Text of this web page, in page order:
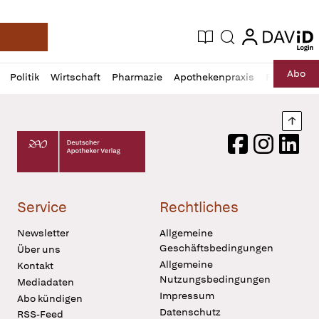
Deutsche Apotheker Zeitung
Aktuelle Ausgabe
Suche login
login
Politik Wirtschaft Pharmazie Apothekenpraxis RechtAbo
Profil
öffnen
Daz
Pur
Deutscher Apotheker Verlag Logo
FacebookInstagram
Service
Newsletter
Über uns
Kontakt
Mediadaten
Abo kündigen
RSS-Feed
Rechtliches
Allgemeine
Geschäftsbedingungen
Allgemeine
Nutzungsbedingungen
Impressum
Datenschutz